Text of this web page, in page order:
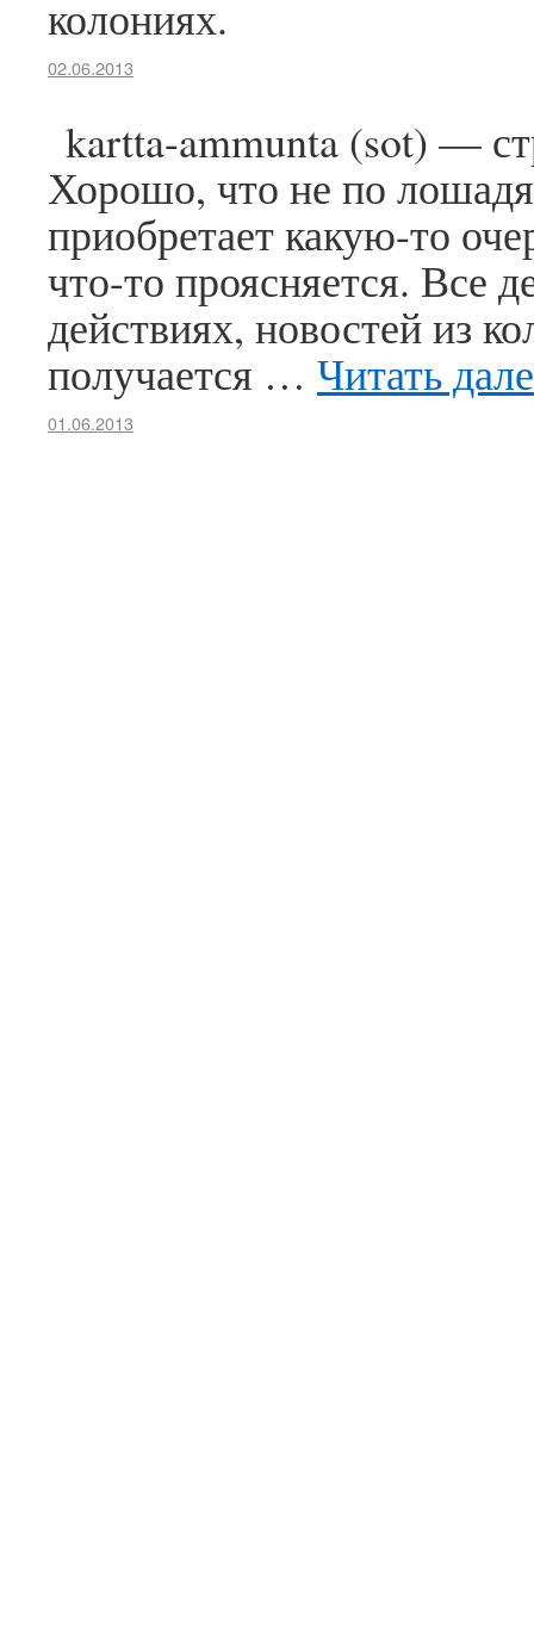
колониях.
02.06.2013
kartta-ammunta (sot) —
Хорошо, что не по
приобретает какую-то
что-то проясняется. Все
действиях, новостей из
получается … Читать
01.06.2013